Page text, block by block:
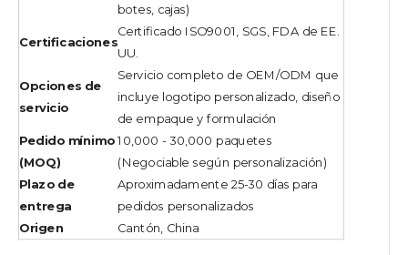
botes, cajas)
Certificaciones
Certificado ISO9001, SGS, FDA de EE.
UU.
Opciones de
servicio
Servicio completo de OEM/ODM que
incluye logotipo personalizado, diseño
de empaque y formulación
Pedido mínimo
(MOQ)
10,000 - 30,000 paquetes
(Negociable según personalización)
Plazo de
entrega
Aproximadamente 25-30 días para
pedidos personalizados
Origen
Cantón, China